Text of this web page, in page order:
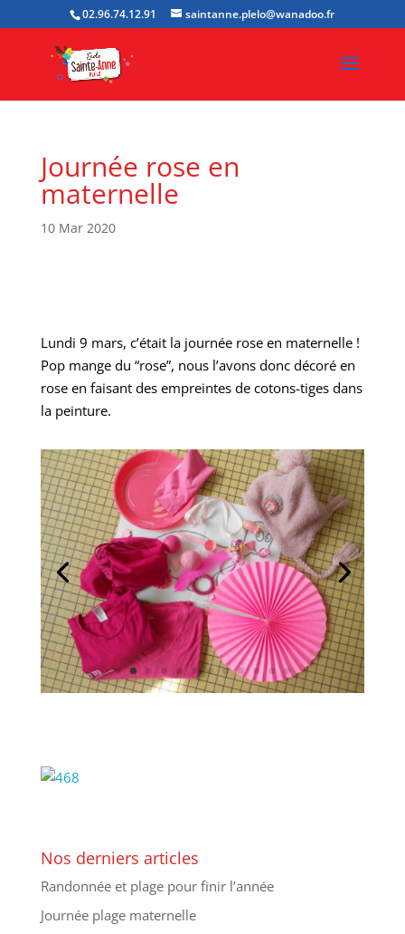
02.96.74.12.91 saintanne.plelo@wanadoo.fr
Journée rose en
maternelle
10 Mar 2020
Lundi 9 mars, c’était la journée rose en maternelle !
Pop mange du “rose”, nous l’avons donc décoré en
rose en faisant des empreintes de cotons-tiges dans
la peinture.
Nos derniers articles
Randonnée et plage pour finir l’année
Journée plage maternelle